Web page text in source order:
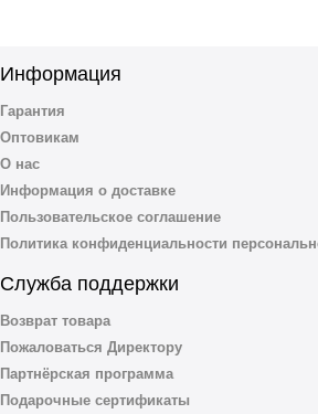
Информация
Гарантия
Оптовикам
О нас
Информация о доставке
Пользовательское соглашение
Политика конфиденциальности
Служба поддержки
Возврат товара
Пожаловаться Директору
Партнёрская программа
Подарочные сертификаты